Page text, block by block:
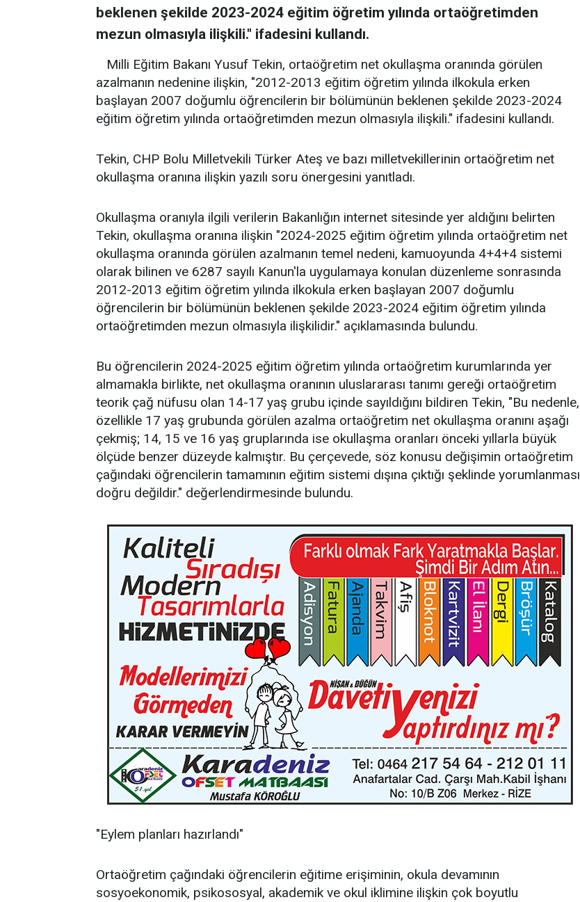
beklenen şekilde 2023-2024 eğitim öğretim yılında ortaöğretimden
mezun olmasıyla ilişkili." ifadesini kullandı.
Milli Eğitim Bakanı Yusuf Tekin, ortaöğretim net okullaşma oranında görülen
azalmanın nedenine ilişkin, "2012-2013 eğitim öğretim yılında ilkokula erken
başlayan 2007 doğumlu öğrencilerin bir bölümünün beklenen şekilde 2023-2024
eğitim öğretim yılında ortaöğretimden mezun olmasıyla ilişkili." ifadesini kullandı.
Tekin, CHP Bolu Milletvekili Türker Ateş ve bazı milletvekillerinin ortaöğretim net
okullaşma oranına ilişkin yazılı soru önergesini yanıtladı.
Okullaşma oranıyla ilgili verilerin Bakanlığın internet sitesinde yer aldığını belirten
Tekin, okullaşma oranına ilişkin "2024-2025 eğitim öğretim yılında ortaöğretim net
okullaşma oranında görülen azalmanın temel nedeni, kamuoyunda 4+4+4 sistemi
olarak bilinen ve 6287 sayılı Kanun'la uygulamaya konulan düzenleme sonrasında
2012-2013 eğitim öğretim yılında ilkokula erken başlayan 2007 doğumlu
öğrencilerin bir bölümünün beklenen şekilde 2023-2024 eğitim öğretim yılında
ortaöğretimden mezun olmasıyla ilişkilidir." açıklamasında bulundu.
Bu öğrencilerin 2024-2025 eğitim öğretim yılında ortaöğretim kurumlarında yer
almamakla birlikte, net okullaşma oranının uluslararası tanımı gereği ortaöğretim
teorik çağ nüfusu olan 14-17 yaş grubu içinde sayıldığını bildiren Tekin, "Bu nedenle,
özellikle 17 yaş grubunda görülen azalma ortaöğretim net okullaşma oranını aşağı
çekmiş; 14, 15 ve 16 yaş gruplarında ise okullaşma oranları önceki yıllarla büyük
ölçüde benzer düzeyde kalmıştır. Bu çerçevede, söz konusu değişimin ortaöğretim
çağındaki öğrencilerin tamamının eğitim sistemi dışına çıktığı şeklinde yorumlanması
doğru değildir." değerlendirmesinde bulundu.
"Eylem planları hazırlandı"
Ortaöğretim çağındaki öğrencilerin eğitime erişiminin, okula devamının
sosyoekonomik, psikososyal, akademik ve okul iklimine ilişkin çok boyutlu